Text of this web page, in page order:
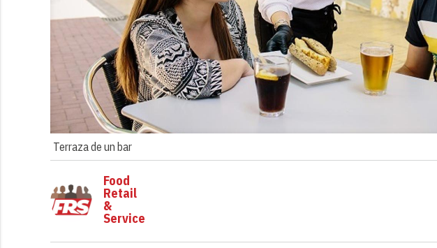
Terraza de un bar
Food
Retail
&
Service